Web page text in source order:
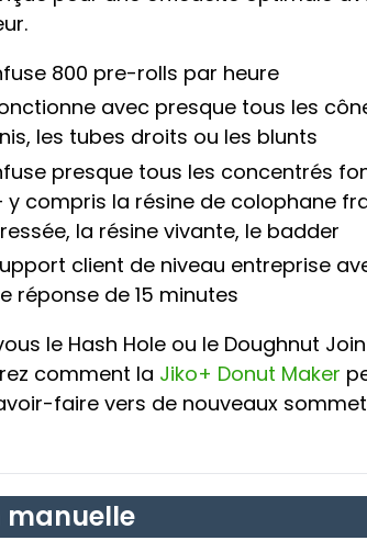
800 pre-rolls par heure
avec presque tous les
les tubes droits ou les blunts
presque tous les concentrés
y compris la résine de colophane
la résine vivante, le badder
client de niveau entreprise
réponse de 15 minutes
le Hash Hole ou le Doughnut
comment la Jiko+ Donut Maker
faire vers de nouveaux